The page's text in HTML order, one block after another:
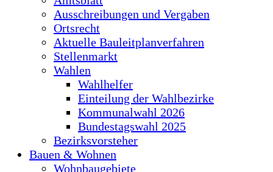
Ausschreibungen und Vergaben
Ortsrecht
Aktuelle Bauleitplanverfahren
Stellenmarkt
Wahlen
Wahlhelfer
Einteilung der Wahlbezirke
Kommunalwahl 2026
Bundestagswahl 2025
Bezirksvorsteher
Bauen & Wohnen
Wohnbaugebiete